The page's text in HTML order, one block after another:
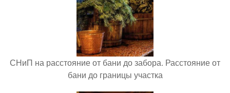
СНиП на расстояние от бани до забора. Расстояние от
бани до границы участка